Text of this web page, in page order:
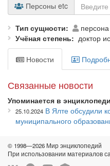
Персоны etc
Тип сущности
персона
Учёная степень
доктор
Новости
Связанные новости
Упоминается в
25.10.2024 В Ялте обсудили
муниципального
© 1998—2026 Мир энциклопедий
При использовании материалов